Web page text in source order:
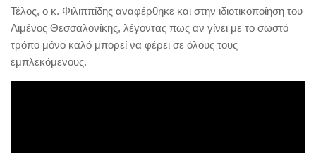
Τέλος, ο κ. Φιλιππίδης αναφέρθηκε και στην ιδιοτικοποίηση του
Λιμένος Θεσσαλονίκης, λέγοντας πως αν γίνει με το σωστό
τρόπο μόνο καλό μπορεί να φέρει σε όλους τους
εμπλεκόμενους.